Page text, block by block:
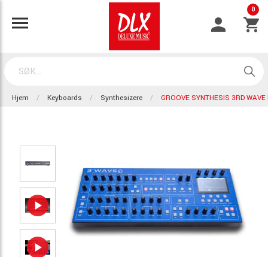
0
Hjem Keyboards Synthesizere GROOVE SYNTHESIS 3RD WAVE